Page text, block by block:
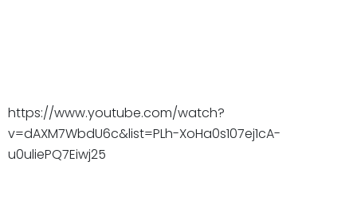
https://www.youtube.com/watch?
v=dAXM7WbdU6c&list=PLh-XoHa0s107ej1cA-
u0uliePQ7Eiwj25